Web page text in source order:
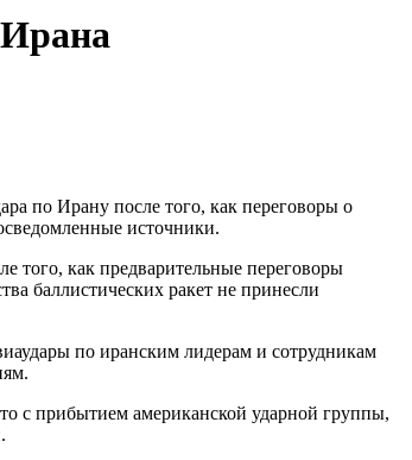
по Ирану после того, как переговоры о
источники.
того, как предварительные переговоры
баллистических ракет не принесли
по иранским лидерам и сотрудникам
с прибытием американской ударной группы,